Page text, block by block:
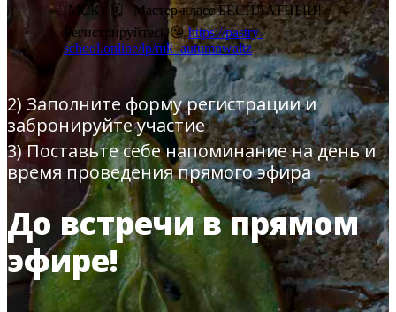
(МСК)
🗓️
Мастер-класс БЕСПЛАТНЫЙ!
Регистрируйтесь😘https://pastry-
school.online/lp/mk_autumnwaltz
2) Заполните форму регистрации и
забронируйте участие
3) Поставьте себе напоминание на день и
время проведения прямого эфира
До встречи в прямом
эфире!